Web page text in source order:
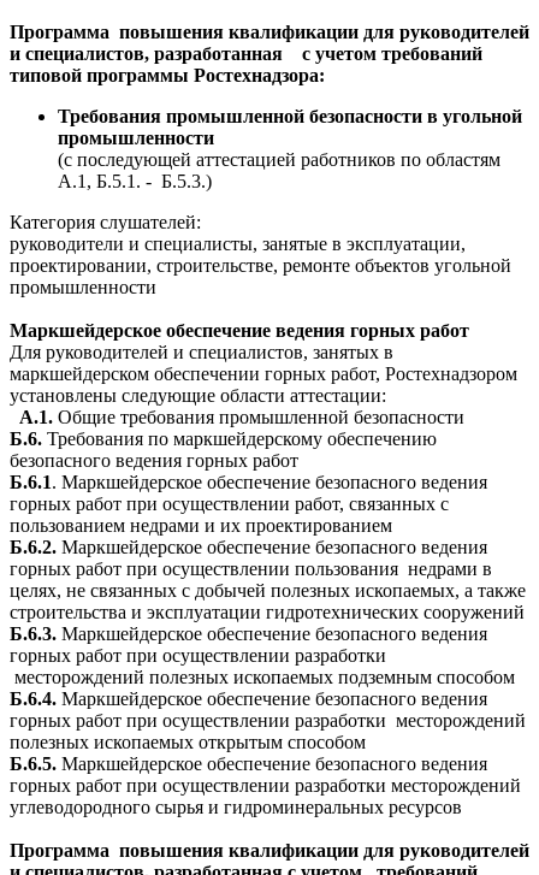
Программа повышения квалификации для руководителей
и специалистов, разработанная с учетом требований
типовой программы Ростехнадзора:
Требования промышленной безопасности в угольной
промышленности
(с последующей аттестацией работников по областям
А.1, Б.5.1. - Б.5.3.)
Категория слушателей:
руководители и специалисты, занятые в эксплуатации,
проектировании, строительстве, ремонте объектов угольной
промышленности
Маркшейдерское обеспечение ведения горных работ
Для руководителей и специалистов, занятых в
маркшейдерском обеспечении горных работ, Ростехнадзором
установлены следующие области аттестации:
А.1. Общие требования промышленной безопасности
Б.6. Требования по маркшейдерскому обеспечению
безопасного ведения горных работ
Б.6.1. Маркшейдерское обеспечение безопасного ведения
горных работ при осуществлении работ, связанных с
пользованием недрами и их проектированием
Б.6.2. Маркшейдерское обеспечение безопасного ведения
горных работ при осуществлении пользования недрами в
целях, не связанных с добычей полезных ископаемых, а также
строительства и эксплуатации гидротехнических сооружений
Б.6.3. Маркшейдерское обеспечение безопасного ведения
горных работ при осуществлении разработки
месторождений полезных ископаемых подземным способом
Б.6.4. Маркшейдерское обеспечение безопасного ведения
горных работ при осуществлении разработки месторождений
полезных ископаемых открытым способом
Б.6.5. Маркшейдерское обеспечение безопасного ведения
горных работ при осуществлении разработки месторождений
углеводородного сырья и гидроминеральных ресурсов
Программа повышения квалификации для руководителей